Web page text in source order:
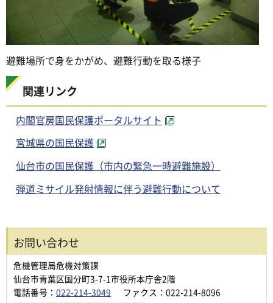
避難場所で身をかがめ、避難行動を取る様子
関連リンク
内閣官房国民保護ポータルサイト
宮城県の国民保護
仙台市の国民保護（市内の緊急一時避難施設）
弾道ミサイル発射情報に伴う避難行動について
お問い合わせ
危機管理局危機対策課
仙台市青葉区国分町3-7-1市役所本庁舎2階
電話番号： 022-214-3049 ファクス：022-214-8096